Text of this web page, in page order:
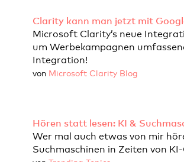
Clarity kann man jetzt mit
Microsoft Clarity’s neue
um Werbekampagnen
Integration!
von Microsoft Clarity Blog
Hören statt lesen: KI &
Wer mal auch etwas von mir
Suchmaschinen in Zeiten von